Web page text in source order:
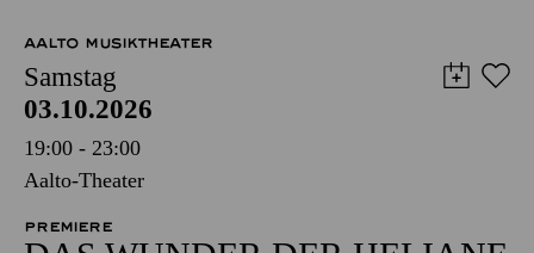
AALTO MUSIKTHEATER
Samstag
03.10.2026
19:00 - 23:00
Aalto-Theater
PREMIERE